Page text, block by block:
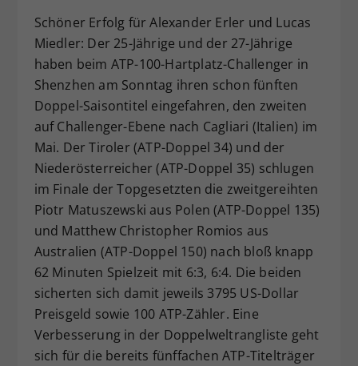
Schöner Erfolg für Alexander Erler und Lucas
Miedler: Der 25-Jährige und der 27-Jährige
haben beim ATP-100-Hartplatz-Challenger in
Shenzhen am Sonntag ihren schon fünften
Doppel-Saisontitel eingefahren, den zweiten
auf Challenger-Ebene nach Cagliari (Italien) im
Mai. Der Tiroler (ATP-Doppel 34) und der
Niederösterreicher (ATP-Doppel 35) schlugen
im Finale der Topgesetzten die zweitgereihten
Piotr Matuszewski aus Polen (ATP-Doppel 135)
und Matthew Christopher Romios aus
Australien (ATP-Doppel 150) nach bloß knapp
62 Minuten Spielzeit mit 6:3, 6:4. Die beiden
sicherten sich damit jeweils 3795 US-Dollar
Preisgeld sowie 100 ATP-Zähler. Eine
Verbesserung in der Doppelweltrangliste geht
sich für die bereits fünffachen ATP-Titelträger
Zweck
Dieser Wert speichert Ihre Consent-
Einstellungen. Unter anderem eine
zufällig generierte ID, für die
historische Speicherung Ihrer
vorgenommen Einstellungen, falls der
Webseiten-Betreiber dies eingestellt
hat.